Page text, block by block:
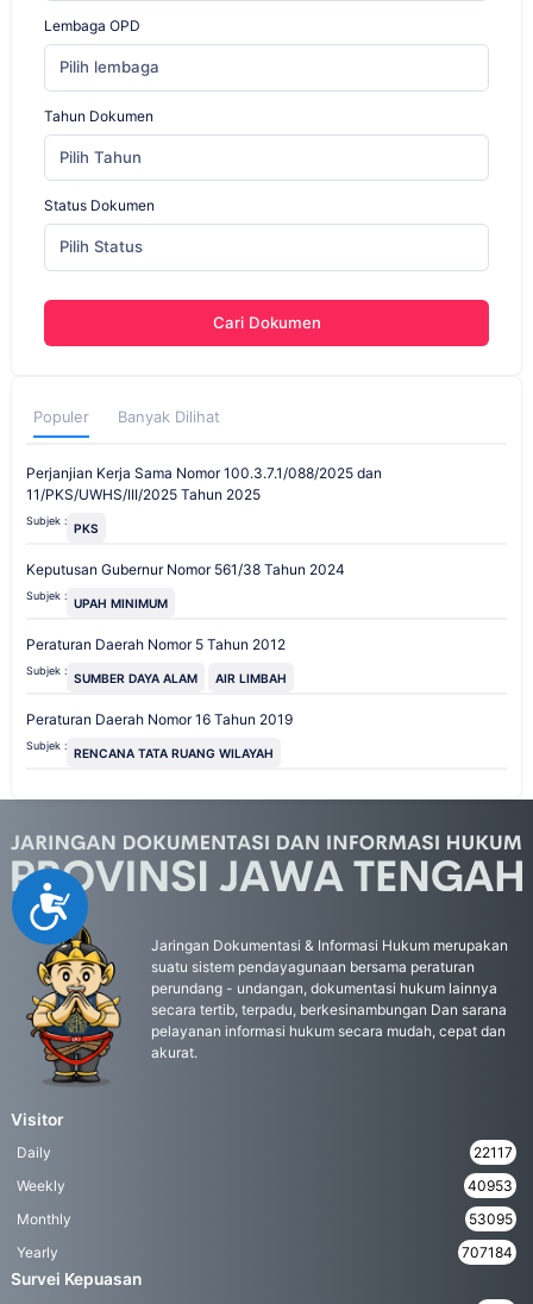
Accessibility
Lembaga OPD
Pilih lembaga
Tahun Dokumen
Pilih Tahun
Status Dokumen
Pilih Status
Cari Dokumen
Populer Banyak Dilihat
Perjanjian Kerja Sama Nomor 100.3.7.1/088/2025 dan
11/PKS/UWHS/III/2025 Tahun 2025
Subjek : PKS
Keputusan Gubernur Nomor 561/38 Tahun 2024
Subjek : UPAH MINIMUM
Peraturan Daerah Nomor 5 Tahun 2012
Subjek : SUMBER DAYA ALAM AIR LIMBAH
Peraturan Daerah Nomor 16 Tahun 2019
Subjek : RENCANA TATA RUANG WILAYAH
Jaringan Dokumentasi & Informasi Hukum merupakan
suatu sistem pendayagunaan bersama peraturan
perundang - undangan, dokumentasi hukum lainnya
secara tertib, terpadu, berkesinambungan Dan sarana
pelayanan informasi hukum secara mudah, cepat dan
akurat.
Visitor
Daily
22117
Weekly
40953
Monthly
53095
Yearly
707184
Survei Kepuasan